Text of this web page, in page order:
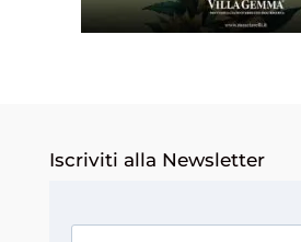
Iscriviti alla Newsletter